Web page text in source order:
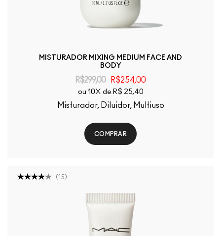
MISTURADOR MIXING MEDIUM FACE AND
BODY
R$299,00 R$254,00
ou 10X de R$ 25,40
Misturador, Diluidor, Multiuso
COMPRAR
(15 )